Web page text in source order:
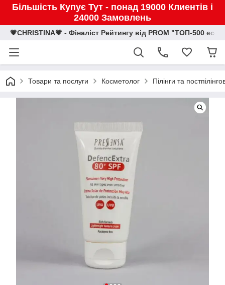
Більшість Купує Тут - понад 19000 Клиентів і
24000 Замовлень
💗CHRISTINA💗 - Фіналіст Рейтингу від PROM "ТОП-500
Товари та послуги Косметолог Пілінги та